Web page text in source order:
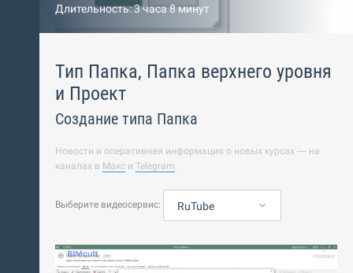
Длительность: 3 часа 8 минут
Тип Папка, Папка верхнего уровня
и Проект
Создание типа Папка
Новости и оперативная информация о новых курсах — на
каналах в Макс и Telegram.
Выберите видеосервис: RuTube